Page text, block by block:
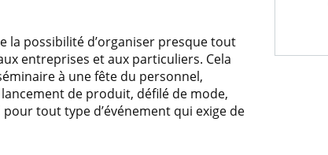
la possibilité d’organiser presque tout
entreprises et aux particuliers. Cela
à une fête du personnel,
de produit, défilé de mode,
tout type d’événement qui exige de